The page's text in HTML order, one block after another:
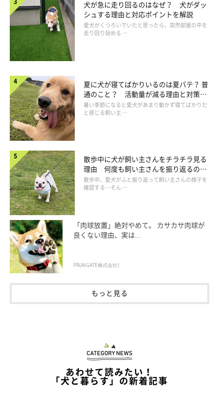
いぬのきもち投稿写真ギャラリー
まずは「あごの下」がおすすめ。慣れればほかの部位も
犬がモフモフされて嬉しい部位には個体差がありますが、まず
は、犬から見えるよう、
めです。慣れてきたら「首から背中」、犬が寝転がってお腹を見
せるようなら「お腹」
ただし、犬がお腹を見せていないのに、お腹をモフモフするのは
NGです。また、 「頭」は急にさわられることを怖がるコもいま
すので、慣れていない犬の頭をいきなりモフモフするのは控えま
犬が急に走り回るのはなぜ？ 犬がダッ
シュする理由と対応ポイントを解説
愛犬がくつろいでいたと思ったら、突然部屋の中を
走り回り始める …
夏に犬が寝てばかりいるのは夏バテ？ 普
通のこと？ 活動量が減る理由と対策と
は
暑い季節になると愛犬があまり動かず寝てばかりだ
と感じる飼い主 …
散歩中に犬が飼い主さんをチラチラ見る
理由 何度も飼い主さんを振り返るのは
なぜ？
散歩中、愛犬がふと振り返って飼い主さんの様子を
確認する…そん …
「肉球放置」絶対やめて。 カサカサ肉球が
良くない理由、実は...
PR(AIGATE株式会社)
もっと見る
あわせて読みたい！
「犬と暮らす」の新着記事